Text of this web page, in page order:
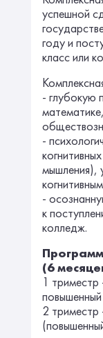
успешной
году и
класс или
- глубокую
-
мышления),
-
к
колледж.
(6
1
2